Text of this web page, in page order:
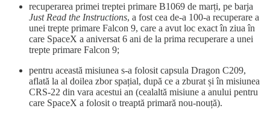
recuperarea primei treptei primare B1069 de marți, pe barja
Just Read the Instructions, a fost cea de-a 100-a recuperare a
unei trepte primare Falcon 9, care a avut loc exact în ziua în
care SpaceX a aniversat 6 ani de la prima recuperare a unei
trepte primare Falcon 9;
pentru această misiunea s-a folosit capsula Dragon C209,
aflată la al doilea zbor spațial, după ce a zburat și în misiunea
CRS-22 din vara acestui an (cealaltă misiune a anului pentru
care SpaceX a folosit o treaptă primară nou-nouță).